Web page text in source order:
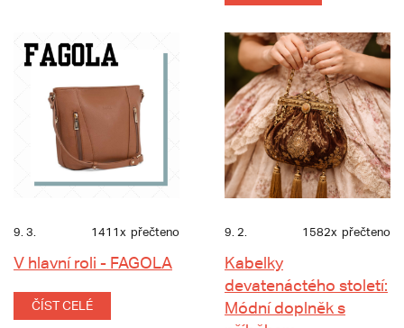
9. 3. 1411x přečteno
V hlavní roli - FAGOLA
ČÍST CELÉ
9. 2. 1582x přečteno
Kabelky
devatenáctého století:
Módní doplněk s